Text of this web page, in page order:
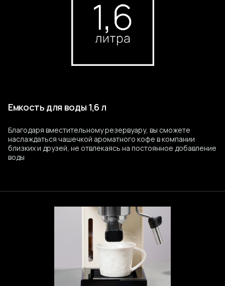
Емкость для воды 1,6 л
Благодаря вместительному резервуару, вы сможете
наслаждаться чашечкой ароматного кофе в компании
близких и друзей, не отвлекаясь на постоянное добавление
воды